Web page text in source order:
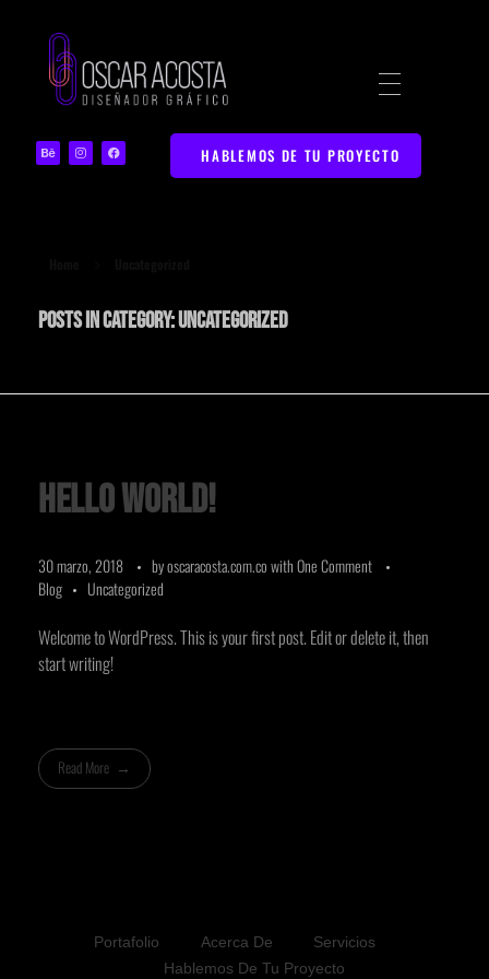
Diseñador Gráfico | Portafolio Web Creativo
Portafolio de Diseño Gráfico y Marketing Digital en Bucaramanga
HABLEMOS DE TU PROYECTO
Posts in category: Uncategorized
Hello world!
30 marzo, 2018 byoscaracosta.com.cowithOne Comment
Blog
Uncategorized
Welcome to WordPress. This is your first post. Edit or delete it, then
start writing!
Read More
Portafolio Acerca De
Servicios
Hablemos De Tu Proyecto